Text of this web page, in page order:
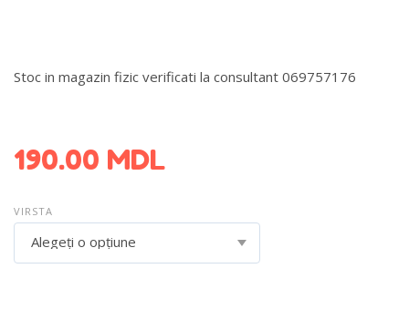
Stoc in magazin fizic verificati la consultant 069757176
190.00 MDL
VIRSTA
Alegeți o opțiune